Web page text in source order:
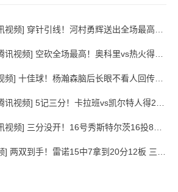
[河村勇辉集锦-腾讯视频] 穿针引线！河村勇辉送出全场最高12助攻 8中2拿到5分5板
[奥科里个人集锦-腾讯视频] 空砍全场最高！奥科里vs热火得27分4板
[杨瀚森妙助-腾讯视频] 十佳球！杨瀚森脑后长眼不看人回传助队友暴扣
[卡拉班个人集锦-腾讯视频] 5记三分！卡拉班vs凯尔特人得21+8
[斯特尔茨集锦-腾讯视频] 三分没开！16号秀斯特尔茨16投8中&三分8中2得到22分2板6助
[雷诺集锦-腾讯视频] 两双到手！雷诺15中7拿到20分12板 三分5中2